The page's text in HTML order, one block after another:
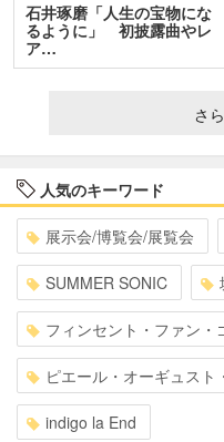
石井琢磨「人生の宝物にな
るように」 初披露曲やレ
ア…
さ
人気のキーワード
展示会/博覧会/展覧会
SUMMER SONIC
フィンセント・ファン・
ピエール・オーギュスト
indigo la End